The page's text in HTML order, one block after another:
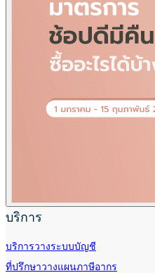
บริการ
บริการวางระบบบัญชี
ที่ปรึกษาวางแผนภาษีอากร